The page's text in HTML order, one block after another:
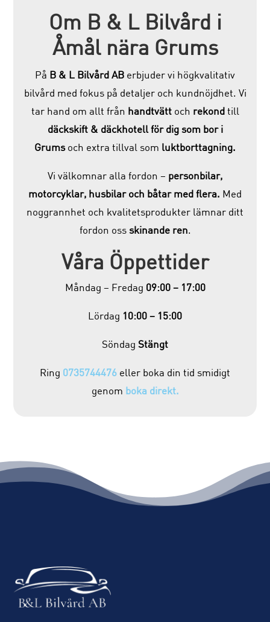
Om B & L Bilvård i
Åmål nära Grums
På B & L Bilvård AB erbjuder vi högkvalitativ
bilvård med fokus på detaljer och kundnöjdhet. Vi
tar hand om allt från handtvättoch rekondtill
däckskift & däckhotell för dig som bor i
Grumsoch extra tillval som luktborttagning.
Vi välkomnar alla fordon – personbilar,
motorcyklar, husbilar och båtar med flera. Med
noggrannhet och kvalitetsprodukter lämnar ditt
fordon ossskinande ren.
Våra Öppettider
Måndag – Fredag 09:00 – 17:00
Lördag 10:00 – 15:00
Söndag Stängt
Ring 0735744476 eller boka din tid smidigt
genom boka direkt.